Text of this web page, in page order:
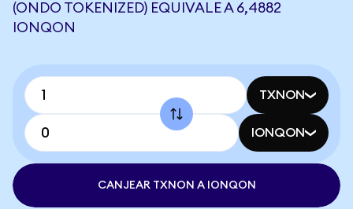
(ONDO TOKENIZED) EQUIVALE A 6,4882
IONQON
TXNON
IONQON
CANJEAR TXNON A IONQON